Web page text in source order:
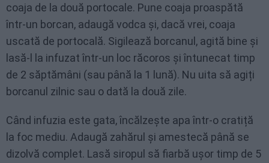
coaja de la două portocale. Pune coaja proaspătă
într-un borcan, adaugă vodca și, dacă vrei, coaja
uscată de portocală. Sigilează borcanul, agită bine și
lasă-l la infuzat într-un loc răcoros și întunecat timp
de 2 săptămâni (sau până la 1 lună). Nu uita să agiți
borcanul zilnic sau o dată la două zile.
Când infuzia este gata, încălzește apa într-o cratiță
la foc mediu. Adaugă zahărul și amestecă până se
dizolvă complet. Lasă siropul să fiarbă ușor timp de 5